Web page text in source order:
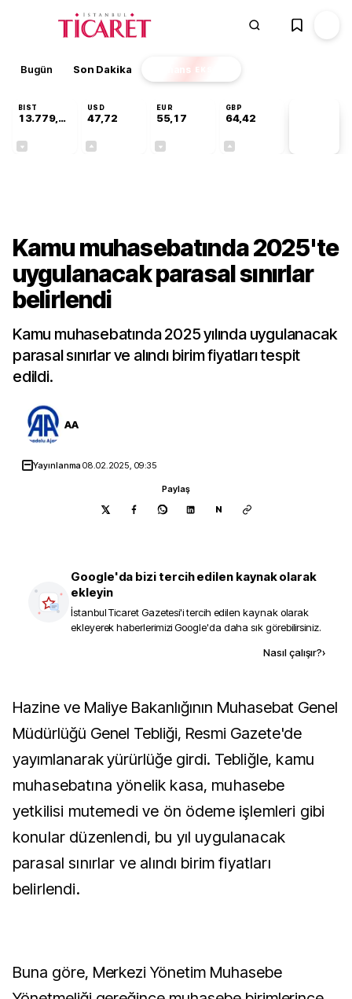
Bugün Son Dakika Finans EKSTRA
BIST
13.779,39
USD
47,72
EUR
55,17
GBP
64,42
Kamu muhasebatında 2025'te
uygulanacak parasal sınırlar
belirlendi
Kamu muhasebatında 2025 yılında uygulanacak
parasal sınırlar ve alındı birim fiyatları tespit
edildi.
AA
Yayınlanma08.02.2025, 09:35
Paylaş
N
Google'da bizi tercih edilen kaynak olarak
ekleyin
İstanbul Ticaret Gazetesi'i tercih edilen kaynak olarak
ekleyerek haberlerimizi Google'da daha sık görebilirsiniz.
Nasıl çalışır?›
Hazine ve Maliye Bakanlığının Muhasebat Genel
Müdürlüğü Genel Tebliği, Resmi Gazete'de
yayımlanarak yürürlüğe girdi. Tebliğle, kamu
muhasebatına yönelik kasa, muhasebe
yetkilisi mutemedi ve ön ödeme işlemleri gibi
konular düzenlendi, bu yıl uygulanacak
parasal sınırlar ve alındı birim fiyatları
belirlendi.
Buna göre, Merkezi Yönetim Muhasebe